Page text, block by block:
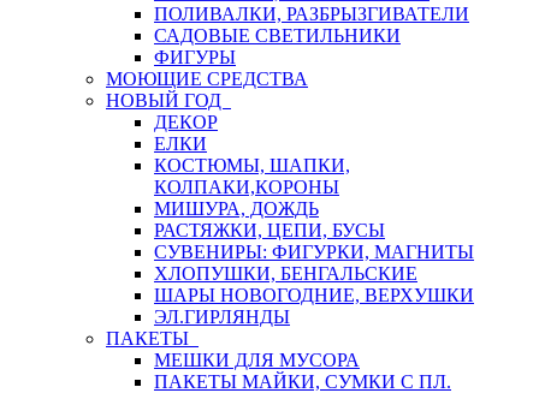
ПОЛИВАЛКИ, РАЗБРЫЗГИВАТЕЛИ
САДОВЫЕ СВЕТИЛЬНИКИ
ФИГУРЫ
МОЮЩИЕ СРЕДСТВА
НОВЫЙ ГОД
ДЕКОР
ЕЛКИ
КОСТЮМЫ, ШАПКИ,
КОЛПАКИ,КОРОНЫ
МИШУРА, ДОЖДЬ
РАСТЯЖКИ, ЦЕПИ, БУСЫ
СУВЕНИРЫ: ФИГУРКИ, МАГНИТЫ
ХЛОПУШКИ, БЕНГАЛЬСКИЕ
ШАРЫ НОВОГОДНИЕ, ВЕРХУШКИ
ЭЛ.ГИРЛЯНДЫ
ПАКЕТЫ
МЕШКИ ДЛЯ МУСОРА
ПАКЕТЫ МАЙКИ, СУМКИ С ПЛ.